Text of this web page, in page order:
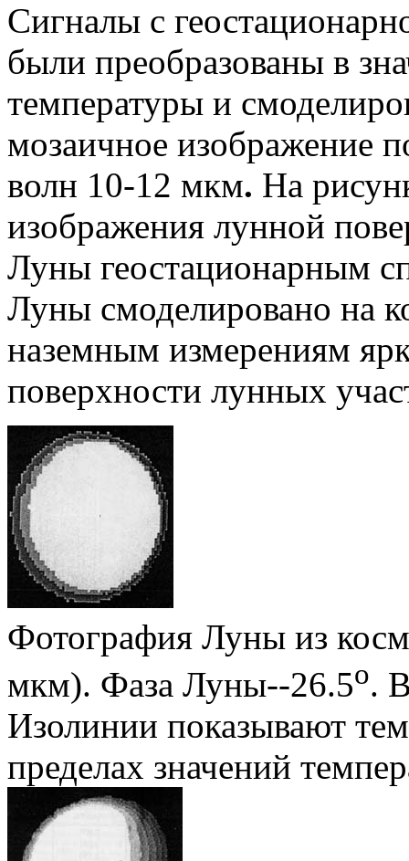
Сигналы с
были преобразованы в
температуры и
мозаичное изображение
волн 10-12 мкм. На
изображения лунной
Луны геостационарным
Луны смоделировано на
наземным измерениям
поверхности лунных
Фотография Луны из
мкм). Фаза Луны--26.5о.
Изолинии показывают
пределах значений